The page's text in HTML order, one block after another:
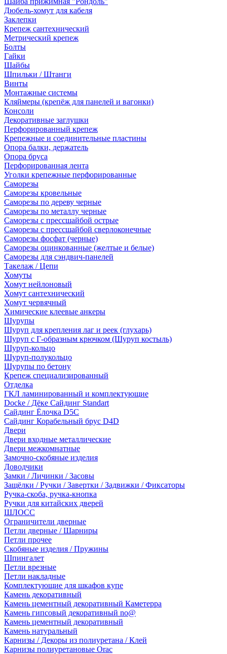
Дюбель-хомут для кабеля
Заклепки
Крепеж сантехнический
Метрический крепеж
Болты
Гайки
Шайбы
Шпильки / Штанги
Винты
Монтажные системы
Кляймеры (крепёж для панелей и вагонки)
Консоли
Декоративные заглушки
Перфорированный крепеж
Крепежные и соединительные пластины
Опора балки, держатель
Опора бруса
Перфорированная лента
Уголки крепежные перфорированные
Саморезы
Саморезы кровельные
Саморезы по дереву черные
Саморезы по металлу черные
Саморезы с прессшайбой острые
Саморезы с прессшайбой сверлоконечные
Саморезы фосфат (черные)
Саморезы оцинкованные (желтые и белые)
Саморезы для сэндвич-панелей
Такелаж / Цепи
Хомуты
Хомут нейлоновый
Хомут сантехнический
Хомут червячный
Химические клеевые анкеры
Шурупы
Шуруп для крепления лаг и реек (глухарь)
Шуруп с Г-образным крючком (Шуруп костыль)
Шуруп-кольцо
Шуруп-полукольцо
Шурупы по бетону
Крепеж специализированный
Отделка
ГКЛ ламинированный и комплектующие
Docke / Дёке Сайдинг Standart
Сайдинг Ёлочка D5C
Сайдинг Корабельный брус D4D
Двери
Двери входные металлические
Двери межкомнатные
Замочно-скобяные изделия
Доводчики
Замки / Личинки / Засовы
Защёлки / Ручки / Завертки / Задвижки / Фиксаторы
Ручка-скоба, ручка-кнопка
Ручки для китайских дверей
ШЛОСС
Ограничители дверные
Петли дверные / Шарниры
Петли прочее
Скобяные изделия / Пружины
Шпингалет
Петли врезные
Петли накладные
Комплектующие для шкафов купе
Камень декоративный
Камень цементный декоративный Каметерра
Камень гипсовый декоративный no@
Камень цементный декоративный
Камень натуральный
Карнизы / Декоры из полиуретана / Клей
Карнизы полиуретановые Orac